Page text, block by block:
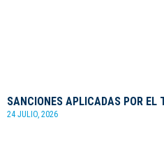
SANCIONES APLICADAS POR EL
24 JULIO, 2026